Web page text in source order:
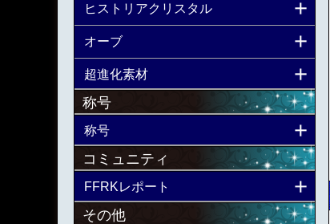
ヒストリアクリスタル
オーブ
超進化素材
称号
称号
コミュニティ
FFRKレポート
その他